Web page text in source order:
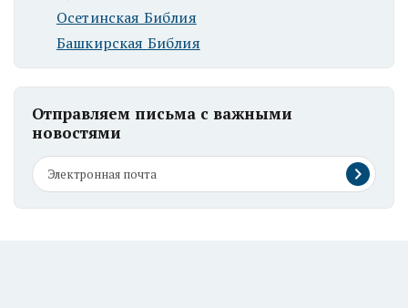
Осетинская Библия
Башкирская Библия
Отправляем письма с важными
новостями